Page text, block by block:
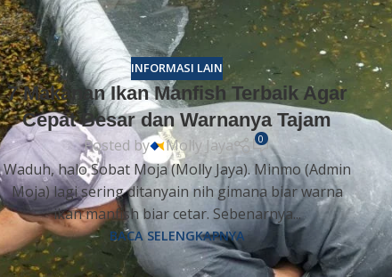
INFORMASI LAIN
7 Makanan Ikan Manfish Terbaik Agar
Cepat Besar dan Warnanya Tajam
Posted by Molly Jaya 0
Waduh, halo Sobat Moja (Molly Jaya). Minmo (Admin
Moja) lagi sering ditanyain nih gimana biar warna
ikan manfish biar cetar. Sebenarnya...
BACA SELENGKAPNYA